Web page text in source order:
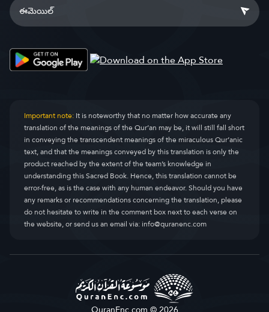
Important note:It is noteworthy that no matter how accurate any
translation of the meanings of the Qur’an may be, it will still fall short
in conveying the transcendent meanings of the miraculous Qur’anic
text, and that the meanings conveyed by this translation is only the
product reached by the extent of the team’s knowledge in
understanding this Sacred Book. Hence, this translation cannot be
error-free, as is the case with any human endeavor. Should you have
any remarks or recommendations concerning the translation, please
do not hesitate to write in the comment box next to each verse on
the website, or send us an email via:info@quranenc.com